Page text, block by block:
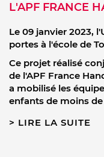
L'APF FRANCE
Le 09 janvier 2023,
portes à l'école de
Ce projet réalisé
de l'APF France
a mobilisé les
enfants de moins
LIRE LA SUITE